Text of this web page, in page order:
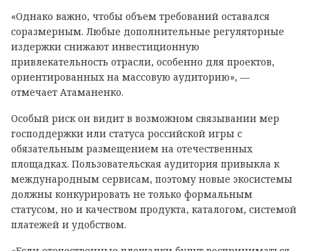
«Однако важно, чтобы объем требований оставался
соразмерным. Любые дополнительные регуляторные
издержки снижают инвестиционную
привлекательность отрасли, особенно для проектов,
ориентированных на массовую аудиторию», —
отмечает Атаманенко.
Особый риск он видит в возможном связывании мер
господдержки или статуса российской игры с
обязательным размещением на отечественных
площадках. Пользовательская аудитория привыкла к
международным сервисам, поэтому новые экосистемы
должны конкурировать не только формальным
статусом, но и качеством продукта, каталогом, системой
платежей и удобством.